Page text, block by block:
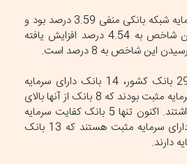
در سال 1399 کفایت سرمایه شبکه بانکی منفی 3.59 درصد بود و
با اقدامات انجام شده این شاخص به 4.54 درصد افزایش یافته
شاخص به 8 درصد است.
در سال 1399 از میان 29 بانک کشور، 14 بانک دارای سرمایه
منفی و 15 بانک دارای سرمایه مثبت بودند که 8 بانک از آنها بالای
8 درصد کفایت سرمایه داشتند. اکنون تنها 5 بانک کفایت سرمایه
منفی دارند و 23 بانک دارای سرمایه مثبت هستند که 13 بانک